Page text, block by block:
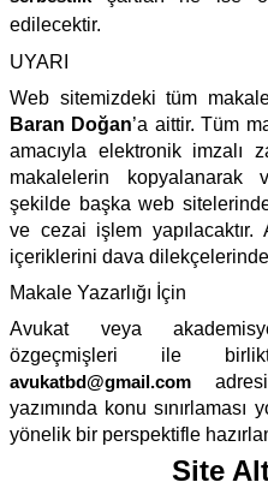
edilecektir.
UYARI
Web sitemizdeki tüm
Baran Doğan’a aittir. Tüm
amacıyla elektronik imzalı
makalelerin
şekilde başka web
ve cezai işlem yapılacaktır.
içeriklerini dava
Makale Yazarlığı İçin
Avukat veya
özgeçmişleri ile
avukatbd@gmail.com
yazımında konu
yönelik bir perspektifle
Site